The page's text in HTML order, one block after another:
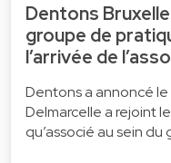
Dentons
groupe de
l’arrivée de
Dentons a annoncé
Delmarcelle a rejoint
qu’associé au sein